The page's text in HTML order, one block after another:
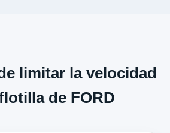
limitar la velocidad
de FORD